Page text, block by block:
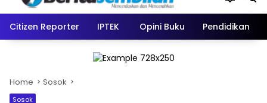
Citizen Reporter IPTEK Opini Buku Pendidikan
Home Sosok
Sosok